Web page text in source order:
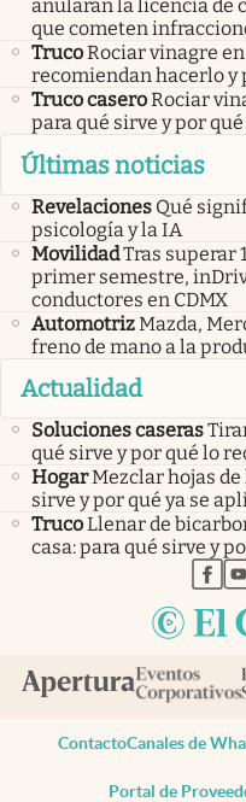
anularán la licencia de
que cometen
TrucoRociar vinagre
recomiendan hacerlo y
Truco caseroRociar
para qué sirve y por
Últimas noticias
Revelaciones Qué
psicología y la IA
MovilidadTras superar
primer semestre,
conductores en CDMX
AutomotrizMazda,
freno de mano a la
Actualidad
Soluciones caseras
qué sirve y por qué lo
HogarMezclar hojas
sirve y por qué ya se
TrucoLlenar de
casa: para qué sirve y
ContactoCanales de
Portal de